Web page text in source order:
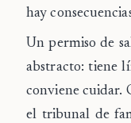
hay
Un permiso de
abstracto: tiene
conviene cuidar.
el tribunal de